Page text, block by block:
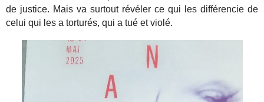
de justice. Mais va surtout révéler ce qui les différencie de
celui qui les a torturés, qui a tué et violé.